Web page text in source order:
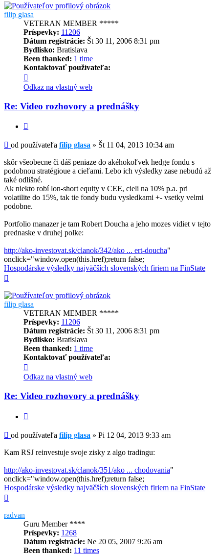
filip glasa
VETERAN MEMBER *****
Príspevky: 11206
Dátum registrácie: Št 30 11, 2006 8:31 pm
Bydlisko: Bratislava
Been thanked: 1 time
Kontaktovať používateľa:
informácie
používateľa
-
filip
Odkaz na vlastný web
Re: Video rozhovory a prednášky
Príspevok
od používateľa filip glasa » Št 11 04, 2013 10:34 am
skôr všeobecne či dáš peniaze do akéhokoľvek hedge fondu s
podobnou stratégioue a cieľami. Lebo ich výsledky zase nebudú až
také odlišné.
Ak niekto robí lon-short equity v CEE, cieli na 10% p.a. pri
volatilite do 15%, tak tie fondy budu vysledkami +- vsetky velmi
podobne.
Portfolio manazer je tam Robert Doucha a jeho mozes vidiet v tejto
prednaske v druhej polke:
http://ako-investovat.sk/clanok/342/ako ... ert-doucha"
onclick="window.open(this.href);return false;
Hospodárske výsledky najväčších slovenských firiem na FinState
filip glasa
VETERAN MEMBER *****
Príspevky: 11206
Dátum registrácie: Št 30 11, 2006 8:31 pm
Bydlisko: Bratislava
Been thanked: 1 time
Kontaktovať používateľa:
informácie
používateľa
-
filip
Odkaz na vlastný web
Re: Video rozhovory a prednášky
Príspevok
od používateľa filip glasa » Pi 12 04, 2013 9:33 am
Kam RSJ reinvestuje svoje zisky z algo tradingu:
http://ako-investovat.sk/clanok/351/ako ... chodovania"
onclick="window.open(this.href);return false;
Hospodárske výsledky najväčších slovenských firiem na FinState
radvan
Guru Member ****
Príspevky: 1268
Dátum registrácie: Ne 20 05, 2007 9:26 am
Been thanked: 11 times